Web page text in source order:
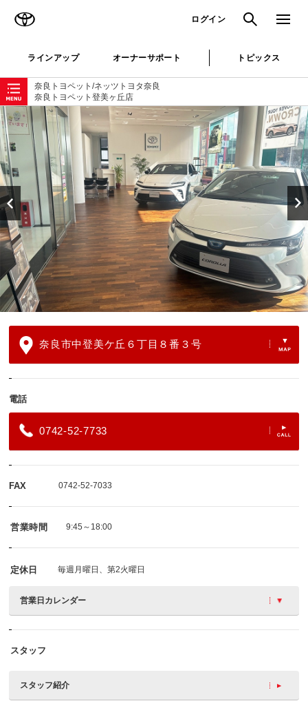
ログイン 検索 メニュ
ラインアップ オーナーサポート トピックス
奈良トヨペット/ネッツトヨタ奈良
奈良トヨペット登美ヶ丘店
ローカルナビゲーション
奈良市中登美ケ丘６丁目８番３号
電話
0742-52-7733
FAX 0742-52-7033
営業時間 9:45～18:00
定休日 毎週月曜日、第2火曜日
営業日カレンダー
スタッフ
スタッフ紹介